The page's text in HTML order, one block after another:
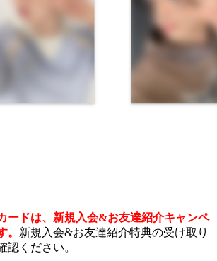
ードは、新規入会&お友達紹介キャンペ
。 新規入会&お友達紹介特典の受け取り
認ください。